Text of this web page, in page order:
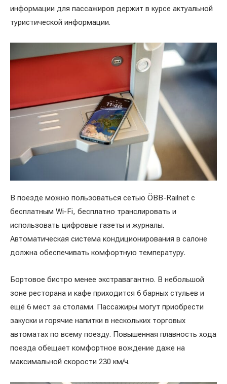
информации для пассажиров держит в курсе актуальной
туристической информации.
В поезде можно пользоваться сетью ÖBB-Railnet с
бесплатным Wi-Fi, бесплатно транслировать и
использовать цифровые газеты и журналы.
Автоматическая система кондиционирования в салоне
должна обеспечивать комфортную температуру.
Бортовое бистро менее экстравагантно. В небольшой
зоне ресторана и кафе приходится 6 барных стульев и
ещё 6 мест за столами. Пассажиры могут приобрести
закуски и горячие напитки в нескольких торговых
автоматах по всему поезду. Повышенная плавность хода
поезда обещает комфортное вождение даже на
максимальной скорости 230 км/ч.